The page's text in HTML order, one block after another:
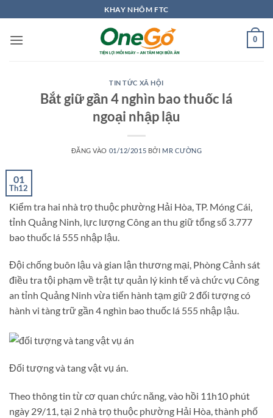
qua
nội
KHAY NHÔM FTC
0
TIN TỨC XÃ HỘI
Bắt giữ gần 4 nghìn bao thuốc lá
ngoại nhập lậu
ĐĂNG VÀO 01/12/2015 BỞI MR CƯỜNG
01
Th12
Kiểm tra hai nhà trọ thuộc phường Hải Hòa, TP. Móng Cái,
tỉnh Quảng Ninh, lực lượng Công an thu giữ tổng số 3.777
bao thuốc lá 555 nhập lậu.
Đội chống buôn lậu và gian lận thương mại, Phòng Cảnh sát
điều tra tội phạm về trật tự quản lý kinh tế và chức vụ Công
an tỉnh Quảng Ninh vừa tiến hành tạm giữ 2 đối tượng có
hành vi tàng trữ gần 4 nghìn bao thuốc lá 555 nhập lậu.
Đối tượng và tang vật vụ án.
Theo thông tin từ cơ quan chức năng, vào hồi 11h10 phút
ngày 29/11, tại 2 nhà trọ thuộc phường Hải Hòa, thành phố